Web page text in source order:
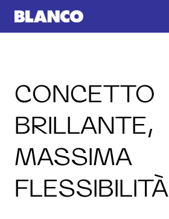
CONCETTO
BRILLANTE,
MASSIMA
FLESSIBILITÀ